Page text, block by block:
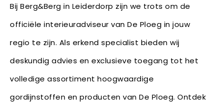
Bij Berg&Berg in Leiderdorp zijn we trots om de
officiële interieuradviseur van De Ploeg in jouw
regio te zijn. Als erkend specialist bieden wij
deskundig advies en exclusieve toegang tot het
volledige assortiment hoogwaardige
gordijnstoffen en producten van De Ploeg. Ontdek